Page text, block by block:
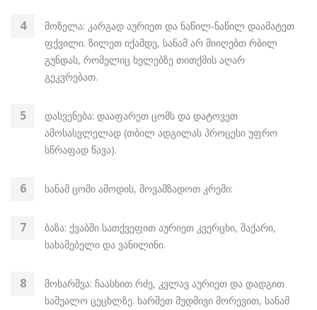
მოზელა: კარგად აურიეთ და ნაწილ-ნაწილ დაამატეთ
ფქვილი. ზილეთ იქამდე, სანამ არ მიიღებთ რბილ
გუნდას, რომელიც ხელებზე თითქმის აღარ
გეკვრებათ.
დასვენება: დააფარეთ ცომს და დატოვეთ
ამოსასვლელად (თბილ ადგილას პროცესი უფრო
სწრაფად წავა).
სანამ ცომი ამოდის, მოვამზადოთ კრემი:
ბაზა: ქვაბში სათქვეფით აურიეთ კვერცხი, შაქარი,
სახამებელი და ვანილინი.
მოხარშვა: ჩაასხით რძე, კვლავ აურიეთ და დადგით
საშუალო ცეცხლზე. ხარშეთ მუდმივი მორევით, სანამ